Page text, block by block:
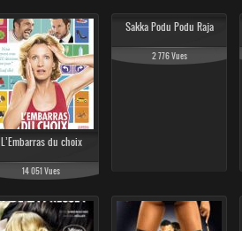
L’Embarras du choix
14 051 Vues
Sakka Podu Podu Raja
2 776 Vues